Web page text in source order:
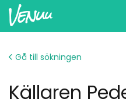
Gå till sökningen
Källaren